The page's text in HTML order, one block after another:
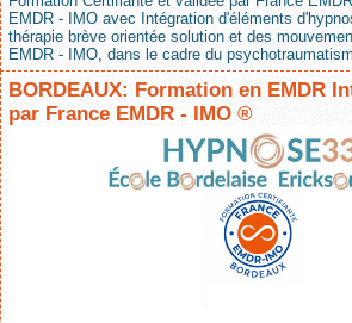
EMDR - IMO avec Intégration d'éléments
thérapie brève orientée solution et des
EMDR - IMO, dans le cadre du
BORDEAUX: Formation en EMDR
par France EMDR - IMO ®